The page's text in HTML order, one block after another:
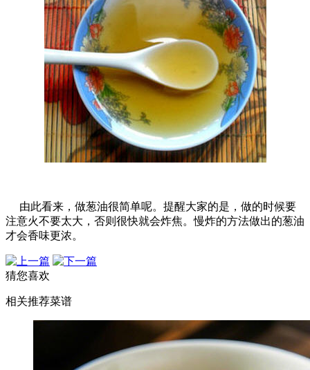
由此看来，做葱油很简单呢。提醒大家的是，做的时候要
注意火不要太大，否则很快就会炸焦。慢炸的方法做出的葱油
才会香味更浓。
猜您喜欢
相关推荐菜谱